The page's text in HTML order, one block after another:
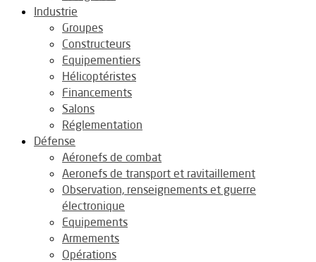
Industrie
Groupes
Constructeurs
Equipementiers
Hélicoptéristes
Financements
Salons
Réglementation
Défense
Aéronefs de combat
Aeronefs de transport et ravitaillement
Observation, renseignements et guerre
électronique
Equipements
Armements
Opérations